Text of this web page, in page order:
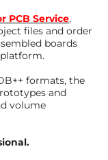
PCB Service,
files and order
boards
formats, the
and
volume